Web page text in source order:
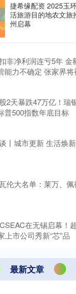
捷希缘配资 2025玉
活旅游目的地农文旅
州启幕
非净利润连亏5年 金
能力不确定 张家界
2天暴跌47万亿！瑞
普500指数年底目标
丨城市更新 生活焕
伦大名单：莱万、佩
在无锡启幕！
市公司秀新“芯”品
最新文章